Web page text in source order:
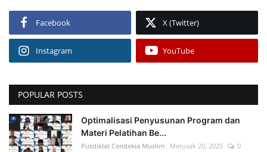
Facebook X (Twitter)
Instagram YouTube
POPULAR POSTS
Optimalisasi Penyusunan Program dan
Materi Pelatihan Be...
Pusdiklat Cendekia Muslim Merusak 20, 2025
0